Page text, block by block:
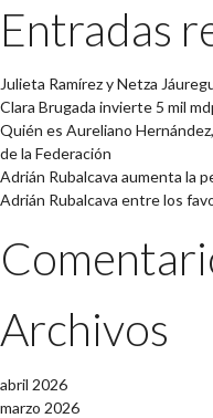
Entradas
Julieta Ramírez y Netza
Clara Brugada invierte 5 mil
Quién es Aureliano
de la Federación
Adrián Rubalcava aumenta la
Adrián Rubalcava entre los
Archivos
abril 2026
marzo 2026